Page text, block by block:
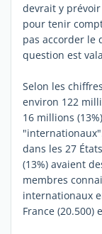
devrait y
pour tenir
pas accorder le
question est
Selon les
environ 122
16 millions
dans les 27
(13%) avaient
membres
internationaux
France (20.500)